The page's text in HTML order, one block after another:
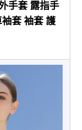
手套 露指手
套 袖套 護